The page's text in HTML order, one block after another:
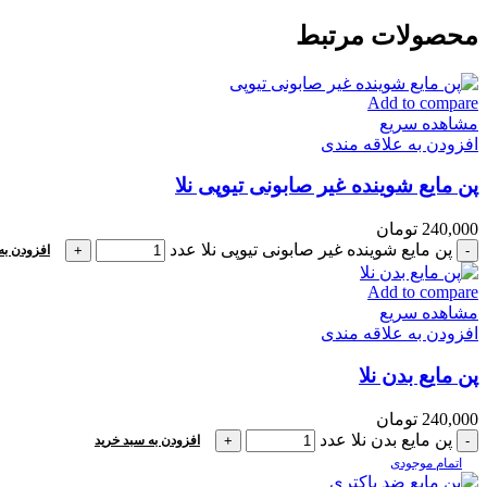
محصولات مرتبط
Add to compare
مشاهده سریع
افزودن به علاقه مندی
پن مایع شوینده غیر صابونی تیوپی نلا
240,000 تومان
پن مایع شوینده غیر صابونی تیوپی نلا عدد
افزودن
Add to compare
مشاهده سریع
افزودن به علاقه مندی
پن مایع بدن نلا
240,000 تومان
پن مایع بدن نلا عدد
افزودن به سبد خرید
اتمام موجودی